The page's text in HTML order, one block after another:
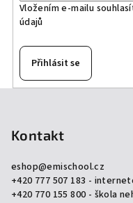
Vložením e-mailu
údajů
Přihlásit se
Kontakt
eshop@emischool.cz
+420 777 507 183 -
+420 770 155 800 - škola